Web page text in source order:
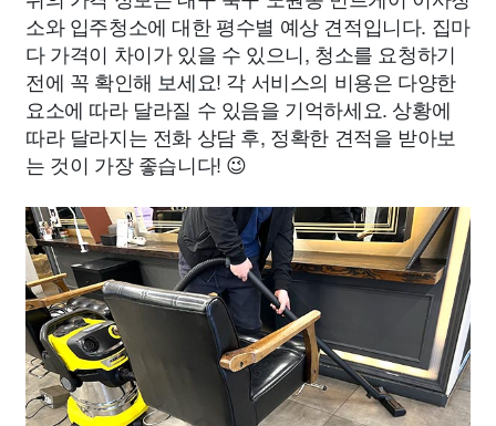
소와 입주청소에 대한 평수별 예상 견적입니다. 집마
다 가격이 차이가 있을 수 있으니, 청소를 요청하기
전에 꼭 확인해 보세요! 각 서비스의 비용은 다양한
요소에 따라 달라질 수 있음을 기억하세요. 상황에
따라 달라지는 전화 상담 후, 정확한 견적을 받아보
는 것이 가장 좋습니다! 😉